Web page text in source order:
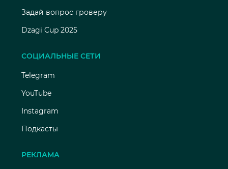
Задай вопрос гроверу
Dzagi Cup 2025
СОЦИАЛЬНЫЕ СЕТИ
Telegram
YouTube
Instagram
Подкасты
РЕКЛАМА